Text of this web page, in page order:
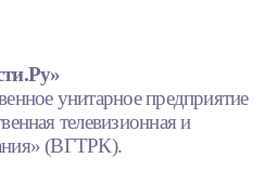
унитарное предприятие
телевизионная и
(ВГТРК).